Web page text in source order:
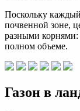
Поскольку
почвенной зоне,
разными корнями:
полном объеме.
Газон в